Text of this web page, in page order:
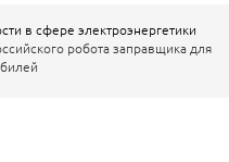
в сфере электроэнергетики
робота заправщика для